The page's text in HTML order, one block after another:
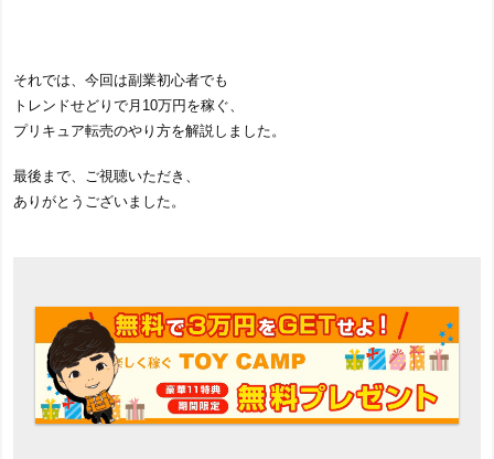
それでは、今回は副業初心者でも
トレンドせどりで月10万円を稼ぐ、
プリキュア転売のやり方を解説しました。
最後まで、ご視聴いただき、
ありがとうございました。